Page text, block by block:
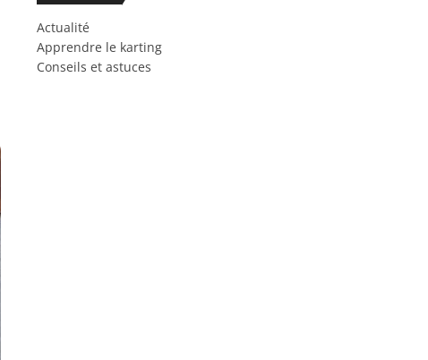
Actualité
Apprendre le karting
Conseils et astuces